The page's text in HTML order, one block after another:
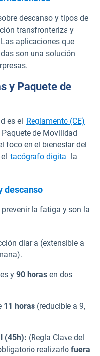
descanso y tipos de
transfronteriza y
aplicaciones que
son una solución
y Paquete de
es el
Reglamento (CE)
de Movilidad
foco en el bienestar del
tacógrafo digital
la
descanso
la fatiga y son la
diaria (extensible a
y 90 horas en dos
11 horas (reducible a 9,
(45h): (Regla Clave del
realizarlo fuera